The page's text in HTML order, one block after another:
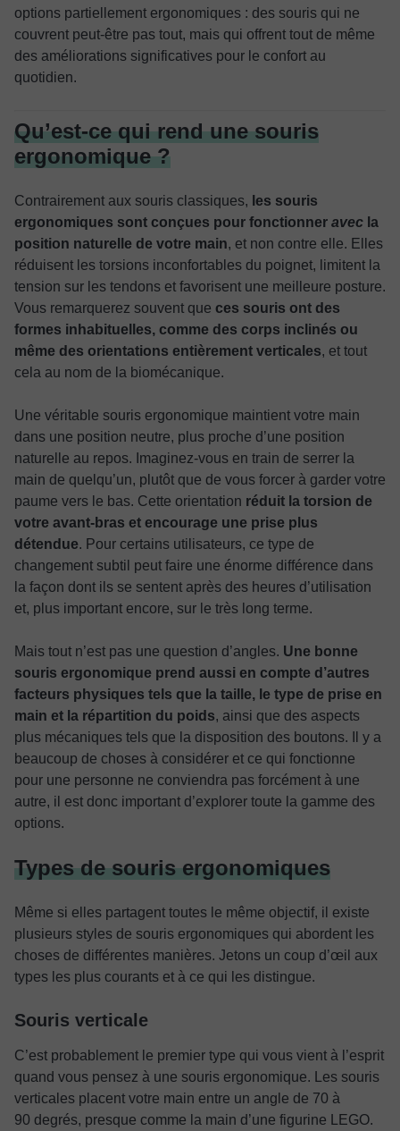
options partiellement ergonomiques : des souris qui ne
couvrent peut-être pas tout, mais qui offrent tout de même
des améliorations significatives pour le confort au
quotidien.
Qu’est-ce qui rend une souris
ergonomique ?
Contrairement aux souris classiques, les souris
ergonomiques sont conçues pour fonctionner avec la
position naturelle de votre main, et non contre elle. Elles
réduisent les torsions inconfortables du poignet, limitent la
tension sur les tendons et favorisent une meilleure posture.
Vous remarquerez souvent que ces souris ont des
formes inhabituelles, comme des corps inclinés ou
même des orientations entièrement verticales, et tout
cela au nom de la biomécanique.
Une véritable souris ergonomique maintient votre main
dans une position neutre, plus proche d’une position
naturelle au repos. Imaginez-vous en train de serrer la
main de quelqu’un, plutôt que de vous forcer à garder votre
paume vers le bas. Cette orientation réduit la torsion de
votre avant-bras et encourage une prise plus
détendue. Pour certains utilisateurs, ce type de
changement subtil peut faire une énorme différence dans
la façon dont ils se sentent après des heures d’utilisation
et, plus important encore, sur le très long terme.
Mais tout n’est pas une question d’angles. Une bonne
souris ergonomique prend aussi en compte d’autres
facteurs physiques tels que la taille, le type de prise en
main et la répartition du poids, ainsi que des aspects
plus mécaniques tels que la disposition des boutons. Il y a
beaucoup de choses à considérer et ce qui fonctionne
pour une personne ne conviendra pas forcément à une
autre, il est donc important d’explorer toute la gamme des
options.
Types de souris ergonomiques
Même si elles partagent toutes le même objectif, il existe
plusieurs styles de souris ergonomiques qui abordent les
choses de différentes manières. Jetons un coup d’œil aux
types les plus courants et à ce qui les distingue.
Souris verticale
C’est probablement le premier type qui vous vient à l’esprit
quand vous pensez à une souris ergonomique. Les souris
verticales placent votre main entre un angle de 70 à
90 degrés, presque comme la main d’une figurine LEGO.